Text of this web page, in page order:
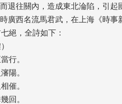
退往關內，造成東北淪陷，引起
廣西名流馬君武，在上海《時事
絕，全詩如下：
行。
陽。
催。
回。